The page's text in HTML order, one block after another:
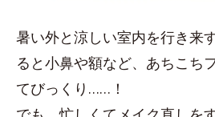
暑い外と涼しい室内を行き来
ると小鼻や額など、あちこち
てびっくり……！